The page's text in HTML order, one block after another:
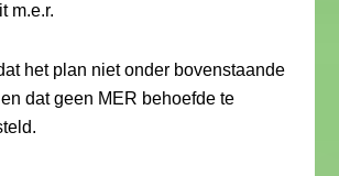
m.e.r.
het plan niet onder bovenstaande
dat geen MER behoefde te